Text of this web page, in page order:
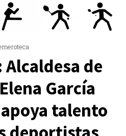
de
García
talento